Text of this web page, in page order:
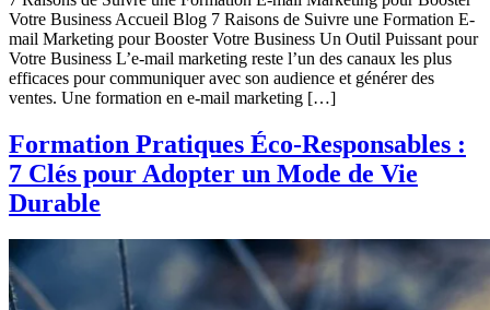
Votre Business Accueil Blog 7 Raisons de Suivre une Formation E-
mail Marketing pour Booster Votre Business Un Outil Puissant pour
Votre Business L’e-mail marketing reste l’un des canaux les plus
efficaces pour communiquer avec son audience et générer des
ventes. Une formation en e-mail marketing […]
Formation Pratiques Éco-Responsables :
7 Clés pour Adopter un Mode de Vie
Durable